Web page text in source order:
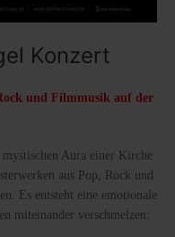
Konzert
und Filmmusik auf der
Aura einer Kirche
aus Pop, Rock und
Es entsteht eine emotionale
miteinander verschmelzen: